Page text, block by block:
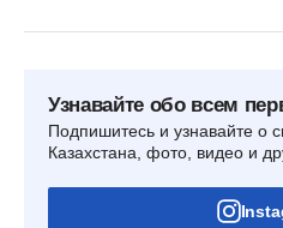
Узнавайте обо всем
Подпишитесь и узнавайте о
Казахстана, фото, видео и